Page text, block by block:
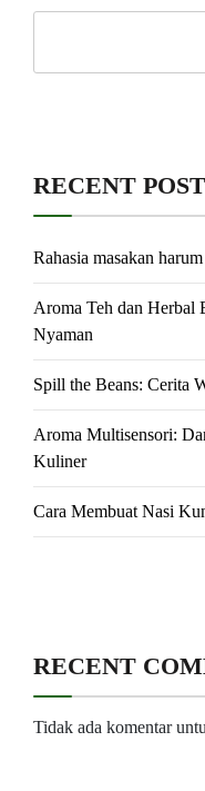
RECENT
Rahasia masakan
Aroma Teh dan Herbal
Nyaman
Spill the Beans: Cerita
Aroma Multisensori:
Kuliner
Cara Membuat Nasi
RECENT
Tidak ada komentar